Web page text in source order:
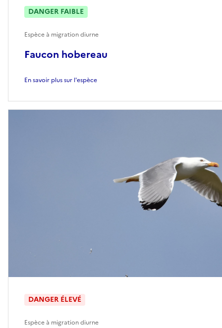
Faucon hobereau
DANGER FAIBLE
Espèce à migration diurne
En savoir plus sur l'espèce
DANGER ÉLEVÉ
Espèce à migration diurne